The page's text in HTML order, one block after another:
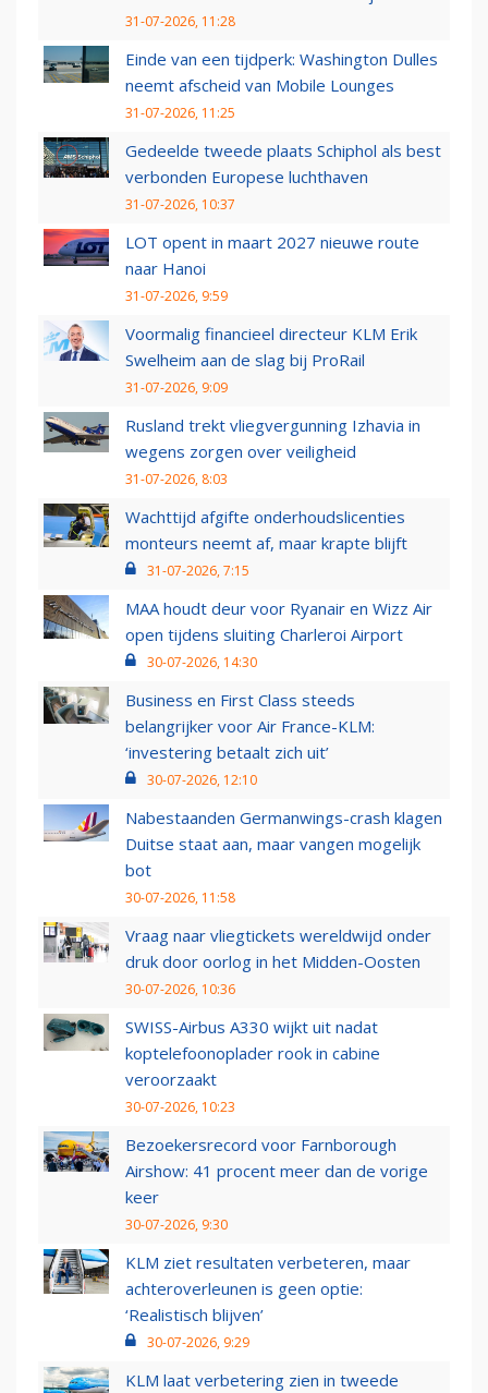
31-07-2026, 11:28
Einde van een tijdperk: Washington Dulles
neemt afscheid van Mobile Lounges
31-07-2026, 11:25
Gedeelde tweede plaats Schiphol als best
verbonden Europese luchthaven
31-07-2026, 10:37
LOT opent in maart 2027 nieuwe route
naar Hanoi
31-07-2026, 9:59
Voormalig financieel directeur KLM Erik
Swelheim aan de slag bij ProRail
31-07-2026, 9:09
Rusland trekt vliegvergunning Izhavia in
wegens zorgen over veiligheid
31-07-2026, 8:03
Wachttijd afgifte onderhoudslicenties
monteurs neemt af, maar krapte blijft
31-07-2026, 7:15
MAA houdt deur voor Ryanair en Wizz Air
open tijdens sluiting Charleroi Airport
30-07-2026, 14:30
Business en First Class steeds
belangrijker voor Air France-KLM:
‘investering betaalt zich uit’
30-07-2026, 12:10
Nabestaanden Germanwings-crash klagen
Duitse staat aan, maar vangen mogelijk
bot
30-07-2026, 11:58
Vraag naar vliegtickets wereldwijd onder
druk door oorlog in het Midden-Oosten
30-07-2026, 10:36
SWISS-Airbus A330 wijkt uit nadat
koptelefoonoplader rook in cabine
veroorzaakt
30-07-2026, 10:23
Bezoekersrecord voor Farnborough
Airshow: 41 procent meer dan de vorige
keer
30-07-2026, 9:30
KLM ziet resultaten verbeteren, maar
achteroverleunen is geen optie:
‘Realistisch blijven’
30-07-2026, 9:29
KLM laat verbetering zien in tweede